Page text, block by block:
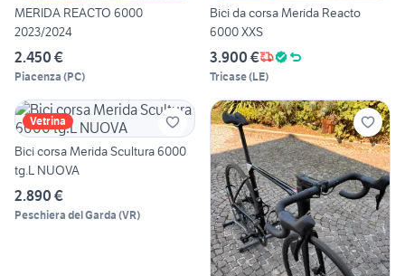
MERIDA REACTO 6000
2023/2024
2.450 €
Piacenza (PC)
Bici da corsa Merida Reacto
6000 XXS
3.900 €
Tricase(LE)
Vetrina
Bici corsa Merida Scultura 6000
tg.L NUOVA
2.890 €
Peschiera del Garda (VR)